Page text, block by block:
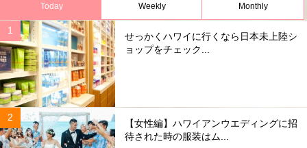
Today Weekly Monthly
せっかくハワイに行くなら日本未上陸シ
ョップをチェック...
【女性編】ハワイアンウエディングに招
待された時の服装はム...